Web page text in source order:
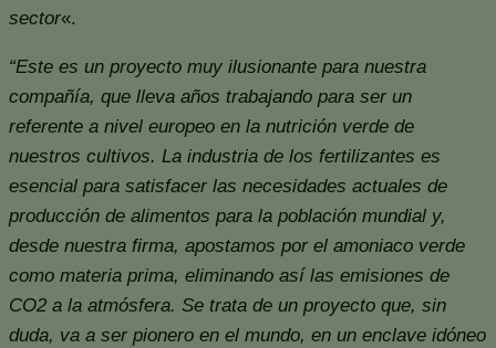
sector«.
“Este es un proyecto muy ilusionante para nuestra
compañía, que lleva años trabajando para ser un
referente a nivel europeo en la nutrición verde de
nuestros cultivos. La industria de los fertilizantes es
esencial para satisfacer las necesidades actuales de
producción de alimentos para la población mundial y,
desde nuestra firma, apostamos por el amoniaco verde
como materia prima, eliminando así las emisiones de
CO2 a la atmósfera. Se trata de un proyecto que, sin
duda, va a ser pionero en el mundo, en un enclave idóneo